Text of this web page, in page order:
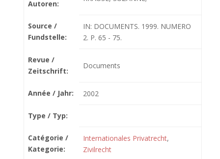
Autoren:
Source /
Fundstelle:
IN: DOCUMENTS. 1999. NUMERO
2. P. 65 - 75.
Revue /
Zeitschrift:
Documents
Année / Jahr: 2002
Type / Typ:
Catégorie /
Kategorie:
Internationales Privatrecht,
Zivilrecht